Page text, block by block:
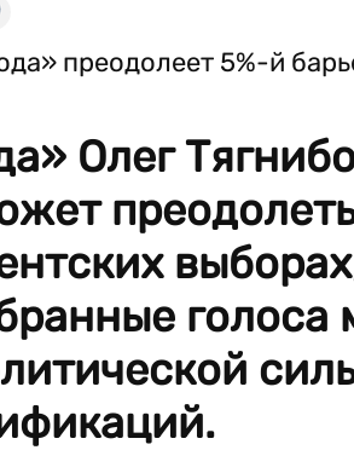
Олег
голоса